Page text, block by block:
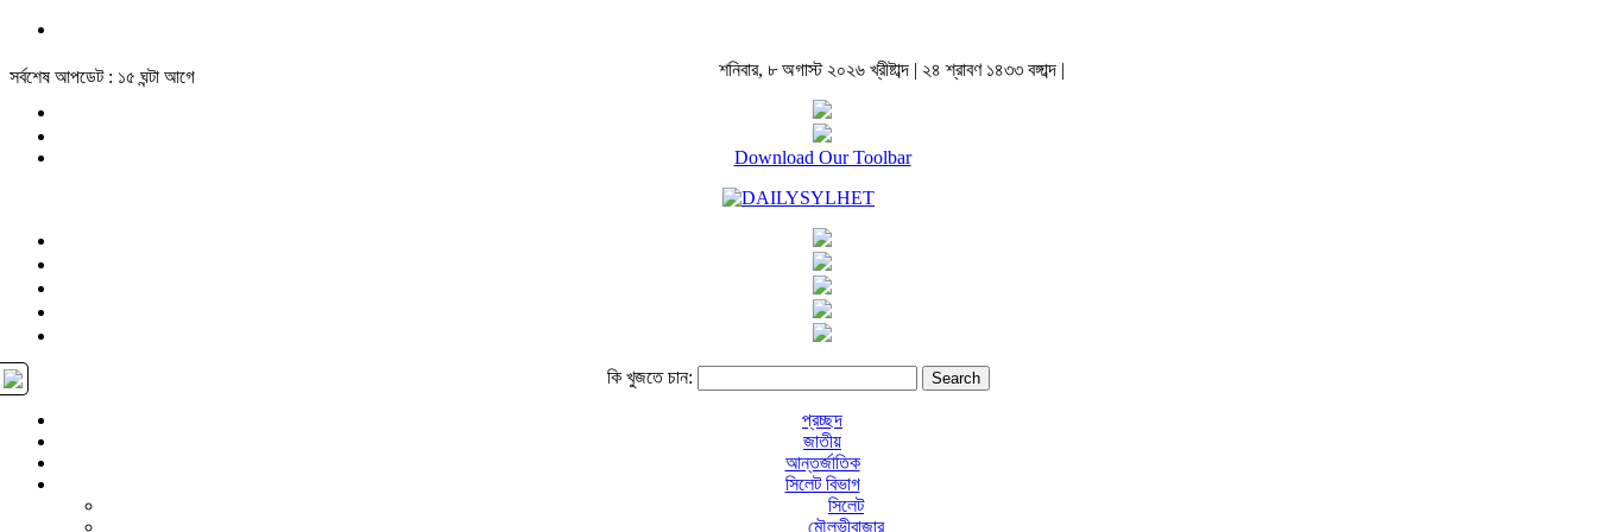
সর্বশেষ আপডেট : ১৫ ঘন্টা আগে শনিবার, ৮ অগাস্ট ২০২৬ খ্রীষ্টাব্দ | ২৪ শ্রাবণ ১৪৩৩ বঙ্গাব্দ |
Download Our Toolbar
কি খুজতে চান:
প্রচ্ছদ
জাতীয়
আন্তর্জাতিক
সিলেট বিভাগ
সিলেট
মৌলভীবাজার